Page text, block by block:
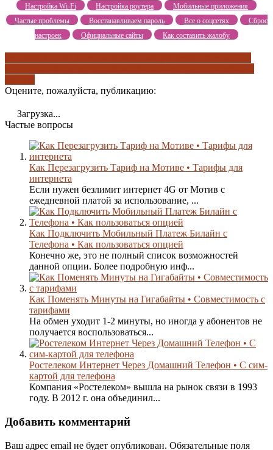
Настройка Wi-Fi Настройка роутера
Мобильные приложения
Частые проблемы
Восстанавливаем пароль Все о соцсетях
Сброс
настроек
Официальные сайты Как составить жалобу
Оцените, пожалуйста, публикацию:
Загрузка...
Частые вопросы
Как Перезагрузить Тариф на Мотиве • Тарифы для
интернета
Если нужен безлимит интернет 4G от Мотив с
ежедневной платой за использование, ...
Как Подключить Мобильный Платеж Билайн с
Телефона • Как пользоваться опцией
Конечно же, это не полный список возможностей
данной опции. Более подробную инф...
Как Поменять Минуты на Гигабайты • Совместимость с
тарифами
На обмен уходит 1-2 минуты, но иногда у абонентов не
получается воспользоваться...
Ростелеком Интернет Через Домашний Телефон • С сим-
картой для телефона
Компания «Ростелеком» вышла на рынок связи в 1993
году. В 2012 г. она объединил...
Добавить комментарий
Ваш адрес email не будет опубликован. Обязательные поля